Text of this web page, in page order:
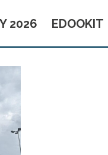
2026 EDOOKIT